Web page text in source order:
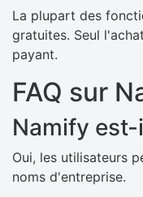
La plupart des
gratuites. Seul
payant.
FAQ sur
Namify
Oui, les utilisateurs
noms d'entreprise.